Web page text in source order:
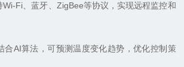
Fi、蓝牙、ZigBee等协议，实现远程监控和
AI算法，可预测温度变化趋势，优化控制策